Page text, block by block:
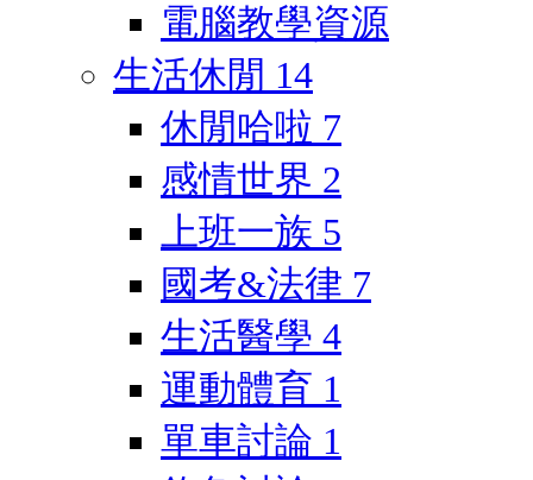
電腦教學資源
生活休閒 14
休閒哈啦 7
感情世界 2
上班一族 5
國考&法律 7
生活醫學 4
運動體育 1
單車討論 1